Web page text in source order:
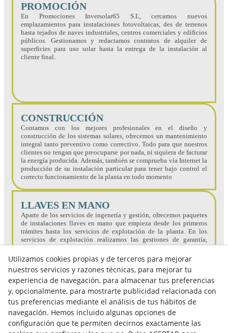
PROMOCIÓN
En Promociones Inversolar65 S.L, cercamos nuevos
emplazamientos para instalaciones fotovoltaicas, des de terrenos
hasta tejados de naves industriales, centros comerciales y edificios
públicos. Gestionamos y redactamos contratos de alquiler de
superficies para uso solar hasta la entrega de la instalación al
cliente final.
CONSTRUCCIÓN
Contamos con los mejores profesionales en el diseño y
construcción de los sistemas solares, ofrecemos un mantenimiento
integral tanto preventivo como correctivo. Todo para que nuestros
clientes no tengan que preocuparse por nada, ni siquiera de facturar
la energía producida. Además, también se comprueba vía Internet la
producción de su instalación particular para tener bajo control el
correcto funcionamiento de la planta en todo momento
LLAVES EN MANO
Aparte de los servicios de ingenería y gestión, ofrecemos paquetes
de instalaciones llaves en mano que empieza desde los primeros
trámites hasta los servicios de explotación de la planta. En los
servicios de explotación realizamos las gestiones de garantía,
contratos con la aseguranza y también, la gestión administrativa y
fiscal de la sociedad.
Utilizamos cookies propias y de terceros para mejorar
nuestros servicios y razones técnicas, para mejorar tu
experiencia de navegación, para almacenar tus preferencias
y, opcionalmente, para mostrarte publicidad relacionada con
tus preferencias mediante el análisis de tus hábitos de
navegación. Hemos incluido algunas opciones de
configuración que te permiten decirnos exactamente las